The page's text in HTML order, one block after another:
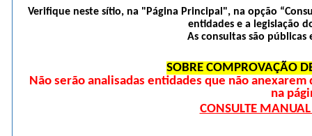
Verifique neste sítio, na "Página Principal", na opção
entidades e a legislação
As consultas são públicas
SOBRE COMPROVAÇÃO
Não serão analisadas entidades que não
na
CONSULTE